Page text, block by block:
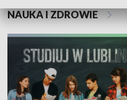
NAUKA I ZDROWIE